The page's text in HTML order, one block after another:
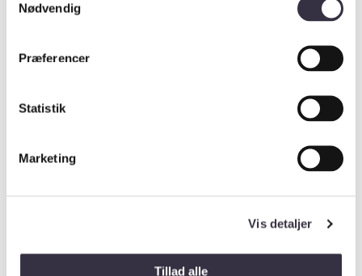
Nødvendig
Præferencer
Statistik
Marketing
Vis detaljer
Tillad alle
Vælg forældremyndighed
Har du tidligere været på besøg/til samtale på